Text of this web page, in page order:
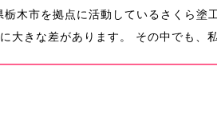
栃木市を拠点に活動しているさくら塗
大きな差があります。 その中でも、